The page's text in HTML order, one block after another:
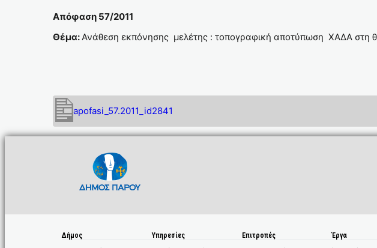
Απόφαση 57/2011
Θέμα:Ανάθεση εκπόνησης μελέτης : τοπογραφική αποτύπωση ΧΑΔΑ στη
apofasi_57.2011_id2841
Δήμος
Υπηρεσίες
Επιτροπές
Έργα